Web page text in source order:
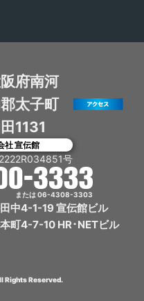
府南河
太子町
1131
社 宣伝館
号
または 06-4308-3303
中4-1-19 宣伝館ビル
町4-7-10 HR･NETビル
Rights Reserved.